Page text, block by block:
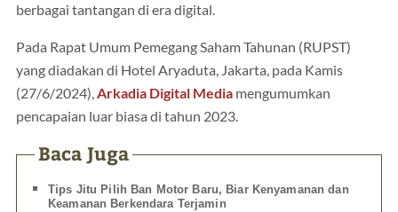
berbagai tantangan di era digital.
Pada Rapat Umum Pemegang Saham Tahunan (RUPST)
yang diadakan di Hotel Aryaduta, Jakarta, pada Kamis
(27/6/2024), Arkadia Digital Media mengumumkan
pencapaian luar biasa di tahun 2023.
Baca Juga
Tips Jitu Pilih Ban Motor Baru, Biar Kenyamanan dan
Keamanan Berkendara Terjamin